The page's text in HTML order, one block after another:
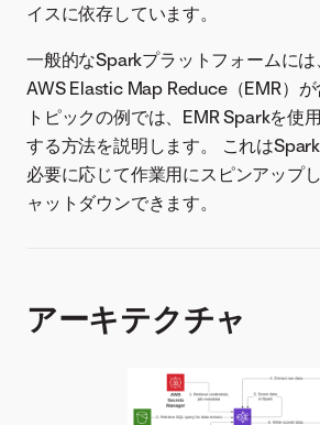
イスに依存しています。
一般的なSparkプラットフォームに
AWS Elastic Map Reduce（EMR）
トピックの例では、EMR Sparkを使
する方法を説明します。 これはSpark
必要に応じて作業用にスピンアップ
ャットダウンできます。
アーキテクチャ